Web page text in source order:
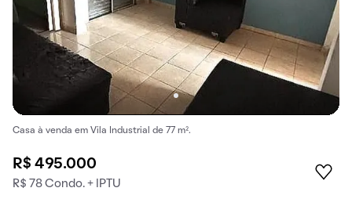
Casa à venda em Vila Industrial de 77 m².
R$ 495.000
R$ 78 Condo. + IPTU